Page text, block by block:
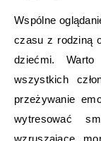
Wspólne
czasu z rodziną
dziećmi.
wszystkich
przeżywanie
wytresować
wzruszające